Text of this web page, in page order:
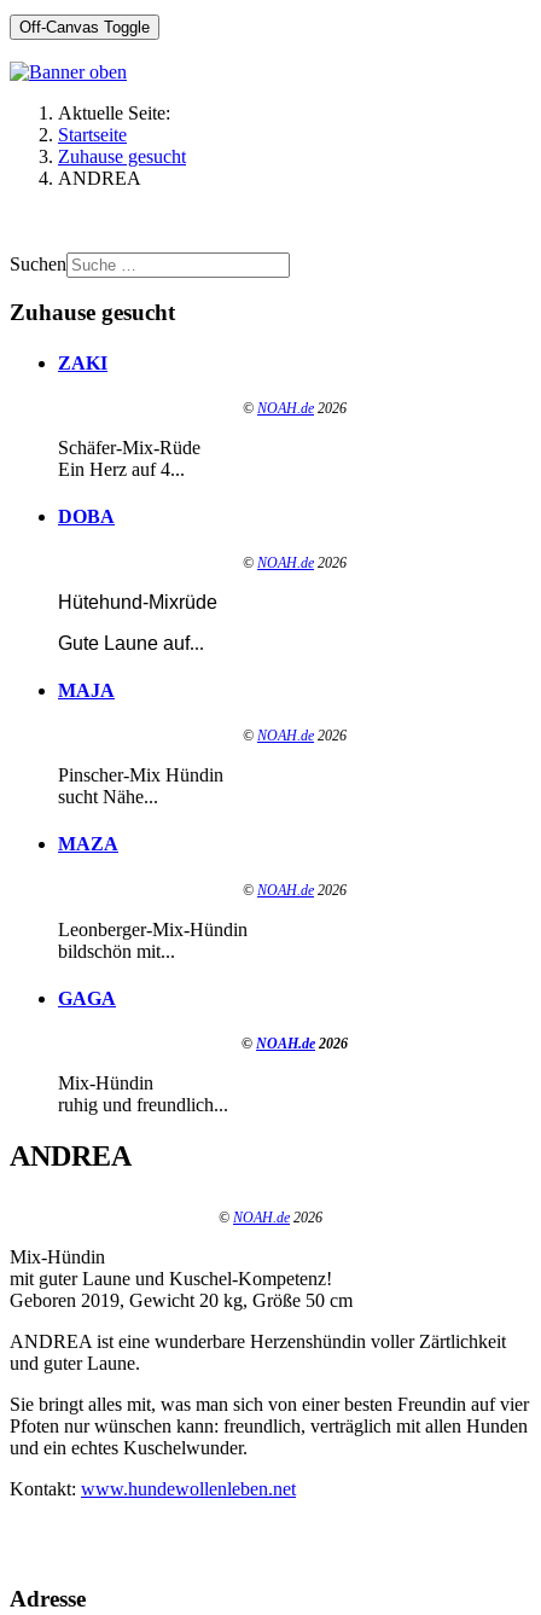
Off-Canvas Toggle
Aktuelle Seite:
Startseite
Zuhause gesucht
ANDREA
Suchen
Zuhause gesucht
ZAKI
© NOAH.de 2026
Schäfer-Mix-Rüde
Ein Herz auf 4...
DOBA
© NOAH.de 2026
Hütehund-Mixrüde
Gute Laune auf...
MAJA
© NOAH.de 2026
Pinscher-Mix Hündin
sucht Nähe...
MAZA
© NOAH.de 2026
Leonberger-Mix-Hündin
bildschön mit...
GAGA
© NOAH.de 2026
Mix-Hündin
ruhig und freundlich...
ANDREA
© NOAH.de 2026
Mix-Hündin
mit guter Laune und Kuschel-Kompetenz!
Geboren 2019, Gewicht 20 kg, Größe 50 cm
ANDREA ist eine wunderbare Herzenshündin voller Zärtlichkeit
und guter Laune.
Sie bringt alles mit, was man sich von einer besten Freundin auf vier
Pfoten nur wünschen kann: freundlich, verträglich mit allen Hunden
und ein echtes Kuschelwunder.
Kontakt: www.hundewollenleben.net
Adresse